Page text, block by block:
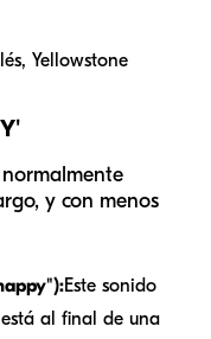
Yellowstone
y con menos
Este sonido
al final de una